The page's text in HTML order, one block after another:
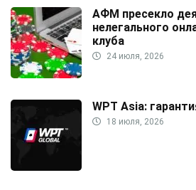
АФМ пресекло
нелегального
клуба
24 июля, 2026
WPT Asia:
18 июля, 2026